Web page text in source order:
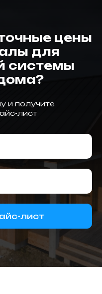
цены
для
системы
и получите
лист
лист